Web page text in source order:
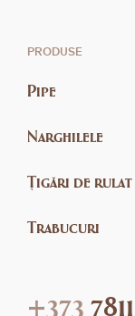
PRODUSE
Pipe
Narghilele
Țigări de rulat
Trabucuri
+373